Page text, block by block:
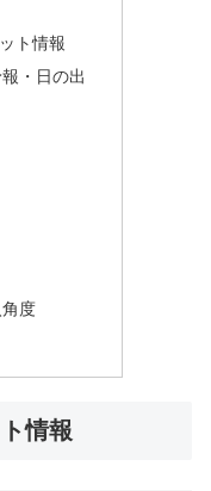
ト情報
・日の出
度
情報